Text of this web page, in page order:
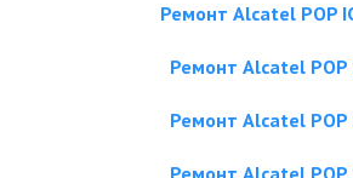
Ремонт Alcatel POP
Ремонт Alcatel POP
Ремонт Alcatel POP
Ремонт Alcatel POP